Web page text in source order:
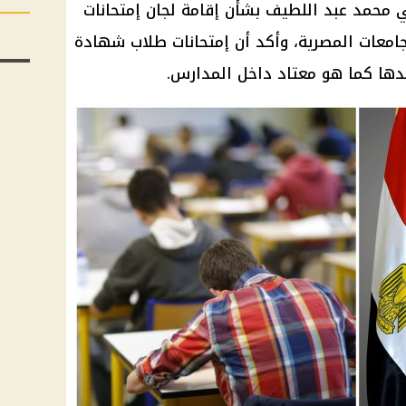
محمد عبد اللطيف بشأن إقامة لجان إمتحانات
داخل مقار الجامعات المصرية، وأكد أن إمتحانات طلاب شهادة